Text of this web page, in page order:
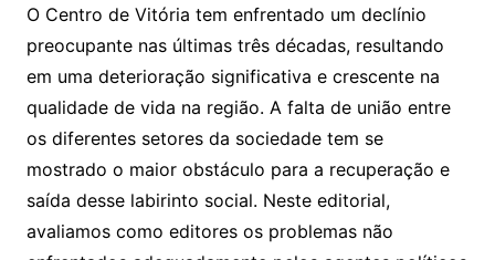
A
p
p
b
o
o
k
O Centro de Vitória tem enfrentado um declínio
preocupante nas últimas três décadas, resultando
em uma deterioração significativa e crescente na
qualidade de vida na região. A falta de união entre
os diferentes setores da sociedade tem se
mostrado o maior obstáculo para a recuperação e
saída desse labirinto social. Neste editorial,
avaliamos como editores os problemas não